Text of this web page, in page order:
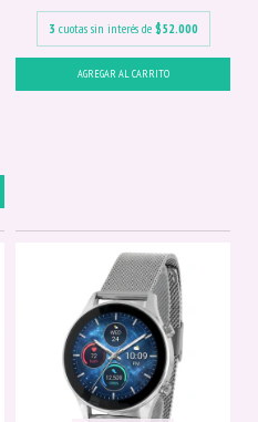
3 cuotas sin interés de $52.000